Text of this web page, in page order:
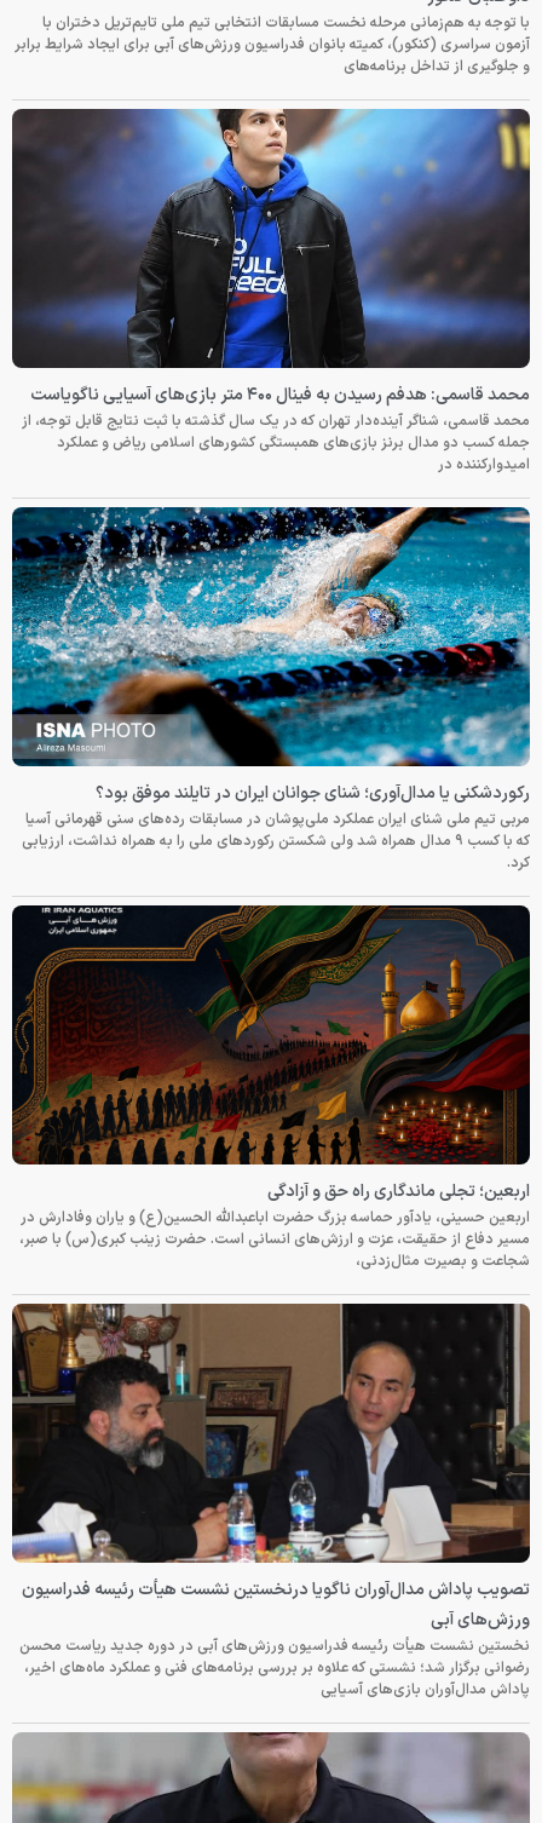
با توجه به هم‌زمانی مرحله نخست مسابقات انتخابی تیم ملی تایم‌تریل دختران با
آزمون سراسری (کنکور)، کمیته بانوان فدراسیون ورزش‌های آبی برای ایجاد شرایط برابر
و جلوگیری از تداخل برنامه‌های
محمد قاسمی: هدفم رسیدن به فینال ۴۰۰ متر بازی‌های آسیایی ناگویاست
محمد قاسمی، شناگر آینده‌دار تهران که در یک سال گذشته با ثبت نتایج قابل توجه، از
جمله کسب دو مدال برنز بازی‌های همبستگی کشورهای اسلامی ریاض و عملکرد
امیدوارکننده در
رکوردشکنی یا مدال‌آوری؛ شنای جوانان ایران در تایلند موفق بود؟
مربی تیم ملی شنای ایران عملکرد ملی‌پوشان در مسابقات رده‌های سنی قهرمانی آسیا
که با کسب ۹ مدال همراه شد ولی شکستن رکوردهای ملی را به همراه نداشت، ارزیابی
کرد.
اربعین؛ تجلی ماندگاری راه حق و آزادگی
اربعین حسینی، یادآور حماسه بزرگ حضرت اباعبدالله الحسین(ع) و یاران وفادارش در
مسیر دفاع از حقیقت، عزت و ارزش‌های انسانی است. حضرت زینب کبری(س) با صبر،
شجاعت و بصیرت مثال‌زدنی،
تصویب پاداش مدال‌آوران ناگویا درنخستین نشست هیأت رئیسه فدراسیون
ورزش‌های آبی
نخستین نشست هیأت رئیسه فدراسیون ورزش‌های آبی در دوره جدید ریاست محسن
رضوانی برگزار شد؛ نشستی که علاوه بر بررسی برنامه‌های فنی و عملکرد ماه‌های اخیر،
پاداش مدال‌آوران بازی‌های آسیایی